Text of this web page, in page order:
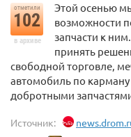
отметили
102
в архиве
Этой осенью
возможности
запчасти к
принять
свободной торговле,
автомобиль по
добротными
Источник: